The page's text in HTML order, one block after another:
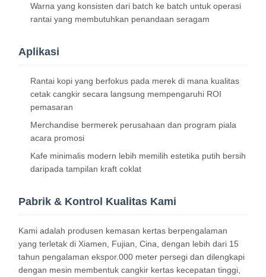
Warna yang konsisten dari batch ke batch untuk operasi
rantai yang membutuhkan penandaan seragam
Aplikasi
Rantai kopi yang berfokus pada merek di mana kualitas
cetak cangkir secara langsung mempengaruhi ROI
pemasaran
Merchandise bermerek perusahaan dan program piala
acara promosi
Kafe minimalis modern lebih memilih estetika putih bersih
daripada tampilan kraft coklat
Pabrik & Kontrol Kualitas Kami
Kami adalah produsen kemasan kertas berpengalaman
yang terletak di Xiamen, Fujian, Cina, dengan lebih dari 15
tahun pengalaman ekspor.000 meter persegi dan dilengkapi
dengan mesin membentuk cangkir kertas kecepatan tinggi,